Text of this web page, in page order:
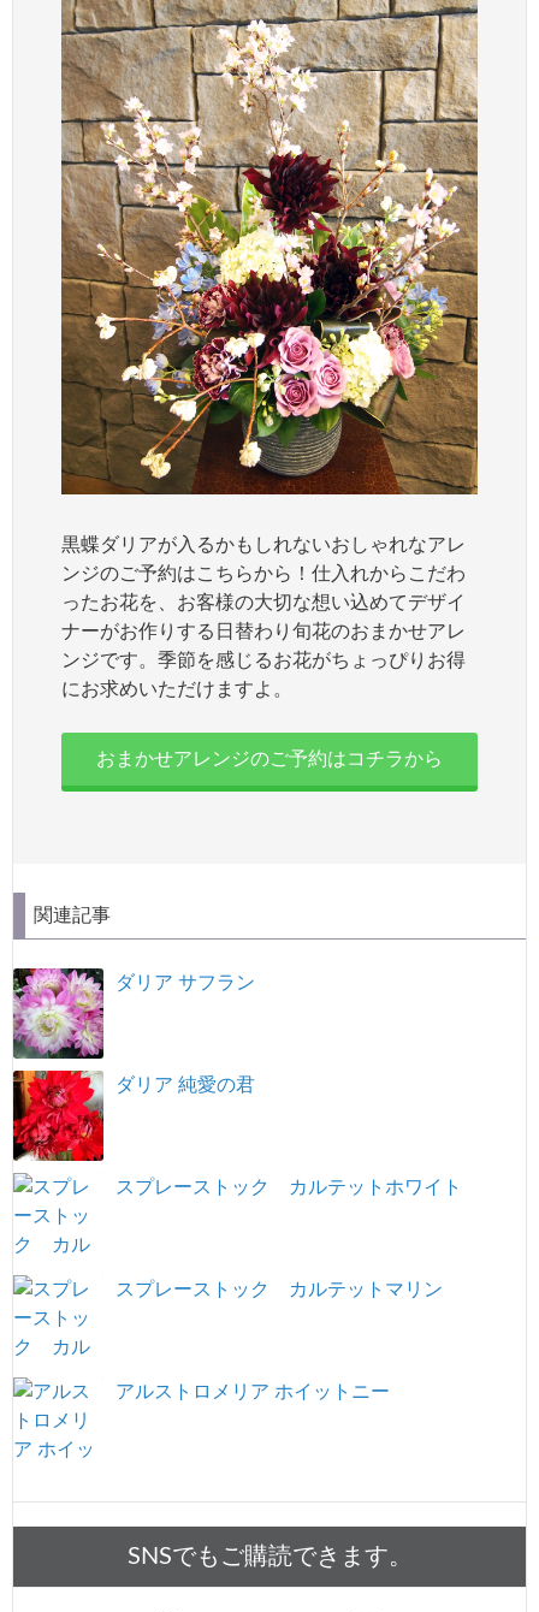
黒蝶ダリアが入るかもしれないおしゃれなアレ
ンジのご予約はこちらから！仕入れからこだわ
ったお花を、お客様の大切な想い込めてデザイ
ナーがお作りする日替わり旬花のおまかせアレ
ンジです。季節を感じるお花がちょっぴりお得
にお求めいただけますよ。
おまかせアレンジのご予約はコチラから
関連記事
ダリア サフラン
ダリア 純愛の君
スプレーストック カルテットホワイト
スプレーストック カルテットマリン
アルストロメリア ホイットニー
SNSでもご購読できます。